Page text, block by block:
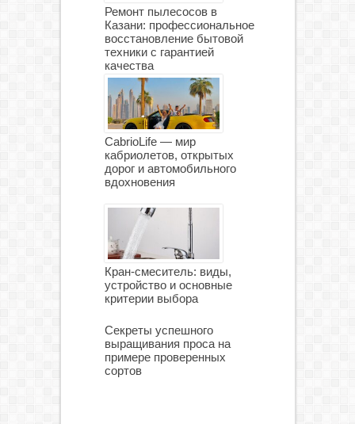
Ремонт пылесосов в
Казани: профессиональное
восстановление бытовой
техники с гарантией
качества
CabrioLife — мир
кабриолетов, открытых
дорог и автомобильного
вдохновения
Кран-смеситель: виды,
устройство и основные
критерии выбора
Секреты успешного
выращивания проса на
примере проверенных
сортов